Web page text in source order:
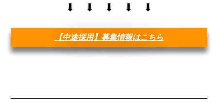
⬇︎ ⬇︎ ⬇︎ ⬇︎ ⬇︎
【中途採用】募集情報はこちら